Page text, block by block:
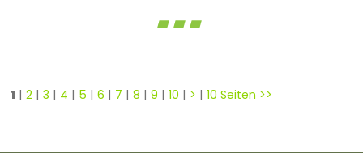
1| 2| 3 | 4 | 5 | 6 | 7 | 8 | 9 | 10 | > | 10 Seiten >>